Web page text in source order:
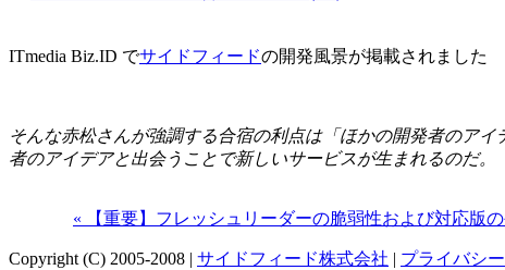
ITmedia Biz.ID でサイドフィードの開発風景が掲載されました
そんな赤松さんが強調する合宿の利点は「ほかの開発者のア
者のアイデアと出会うことで新しいサービスが生まれるのだ。
« 【重要】フレッシュリーダーの脆弱性および対応版
Copyright (C) 2005-2008 | サイドフィード株式会社 | プライバシ